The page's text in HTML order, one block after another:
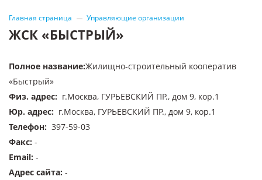
Главная страница Управляющие организации
ЖСК «БЫСТРЫЙ»
Полное название:Жилищно-строительный кооператив
«Быстрый»
Физ. адрес: г.Москва, ГУРЬЕВСКИЙ ПР., дом 9, кор.1
Юр. адрес: г.Москва, ГУРЬЕВСКИЙ ПР., дом 9, кор.1
Телефон: 397-59-03
Факс: -
Email: -
Адрес сайта: -